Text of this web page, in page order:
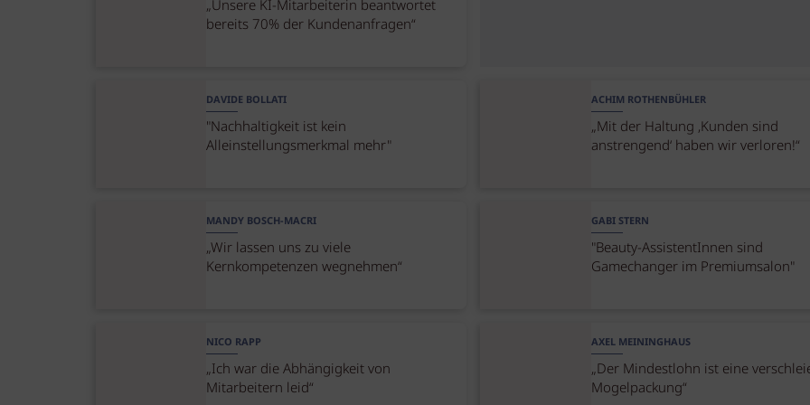
„Unsere KI-Mitarbeiterin beantwortet
bereits 70% der Kundenanfragen“
DAVIDE BOLLATI
"Nachhaltigkeit ist kein
Alleinstellungsmerkmal mehr"
ACHIM ROTHENBÜHLER
„Mit der Haltung ‚Kunden sind
anstrengend‘ haben wir verloren!“
MANDY BOSCH-MACRI
„Wir lassen uns zu viele
Kernkompetenzen wegnehmen“
GABI STERN
"Beauty-AssistentInnen sind
Gamechanger im Premiumsalon"
NICO RAPP
„Ich war die Abhängigkeit von
Mitarbeitern leid“
AXEL MEININGHAUS
„Der Mindestlohn ist eine
Mogelpackung“